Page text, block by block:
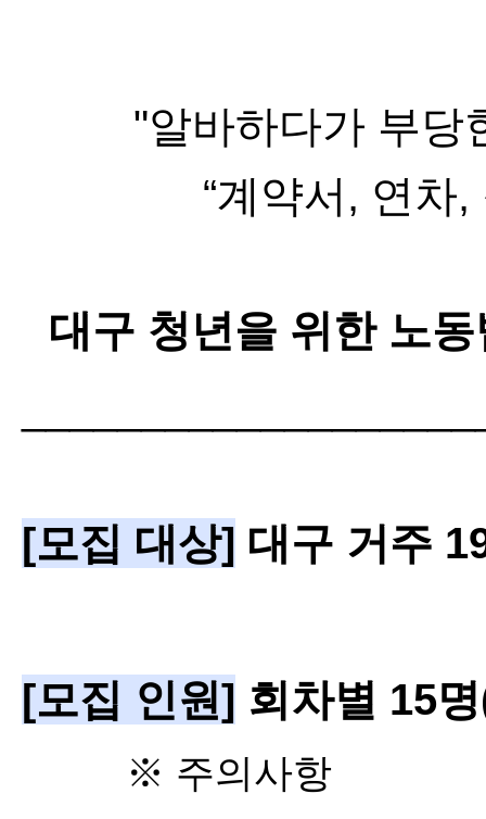
"알바하다가 부당
“계약서, 연차
대구 청년을 위한 노
[모집 대상] 대구 거주
[모집 인원] 회차별 15
※ 주의사항